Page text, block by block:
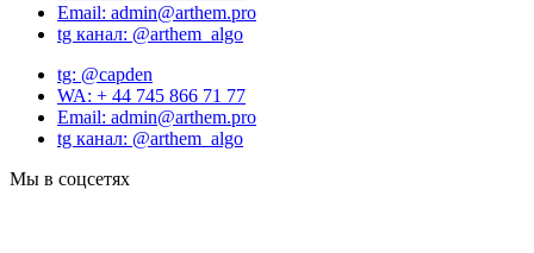
Email: admin@arthem.pro
tg канал: @arthem_algo
tg: @capden
WA: + 44 745 866 71 77
Email: admin@arthem.pro
tg канал: @arthem_algo
Мы в соцсетях